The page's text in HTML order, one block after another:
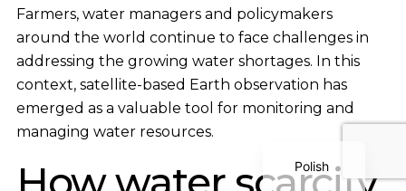
Farmers, water managers and policymakers
around the world continue to face challenges in
addressing the growing water shortages. In this
context, satellite-based Earth observation has
emerged as a valuable tool for monitoring and
managing water resources.
Polish
German
Greek
Bulgarian
Italian